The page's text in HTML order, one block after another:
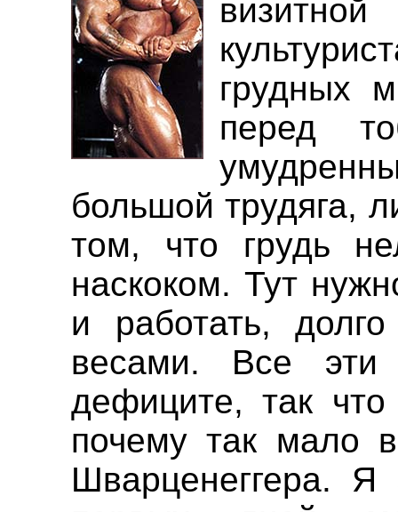
визитной
грудных
перед
большой трудяга,
том, что грудь
наскоком. Тут
и работать,
весами. Все
дефиците, так
почему так мало
Шварценеггера.